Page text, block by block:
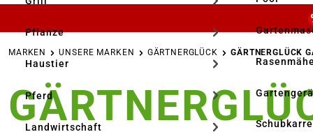
Pflanze
Haustier
Pferd
Landwirtschaft
MARKEN UNSERE MARKEN GÄRTNERGLÜCK GÄRTNERGLÜCK